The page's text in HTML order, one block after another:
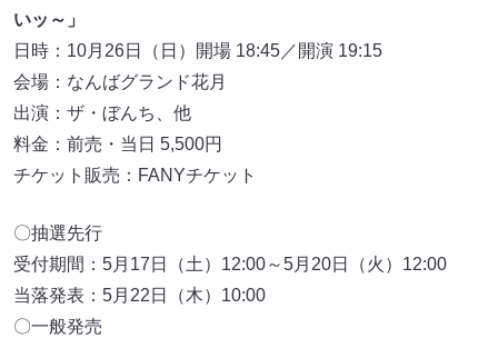
いッ～」
日時：10月26日（日）開場 18:45／開演 19:15
会場：なんばグランド花月
出演：ザ・ぼんち、他
料金：前売・当日 5,500円
チケット販売：FANYチケット
〇抽選先行
受付期間：5月17日（土）12:00～5月20日（火）12:00
当落発表：5月22日（木）10:00
〇一般発売